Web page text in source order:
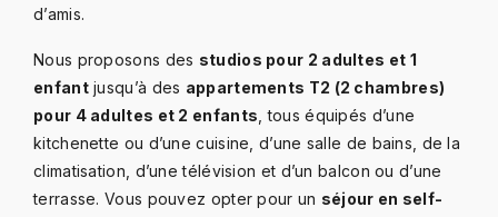
d’amis.
Nous proposons des studios pour 2 adultes et 1
enfantjusqu’à des appartements T2 (2 chambres)
pour 4 adultes et 2 enfants , tous équipés d’une
kitchenette ou d’une cuisine, d’une salle de bains, de la
climatisation, d’une télévision et d’un balcon ou d’une
terrasse. Vous pouvez opter pour un séjour en self-